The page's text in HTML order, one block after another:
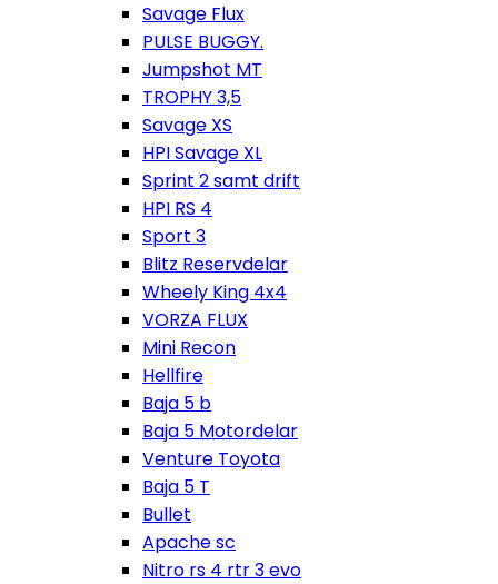
Savage Flux
PULSE BUGGY.
Jumpshot MT
TROPHY 3,5
Savage XS
HPI Savage XL
Sprint 2 samt drift
HPI RS 4
Sport 3
Blitz Reservdelar
Wheely King 4x4
VORZA FLUX
Mini Recon
Hellfire
Baja 5 b
Baja 5 Motordelar
Venture Toyota
Baja 5 T
Bullet
Apache sc
Nitro rs 4 rtr 3 evo